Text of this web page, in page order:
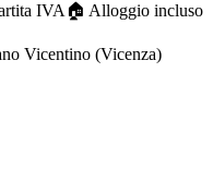
IVA 🏠︎ Alloggio incluso
Vicentino (Vicenza)